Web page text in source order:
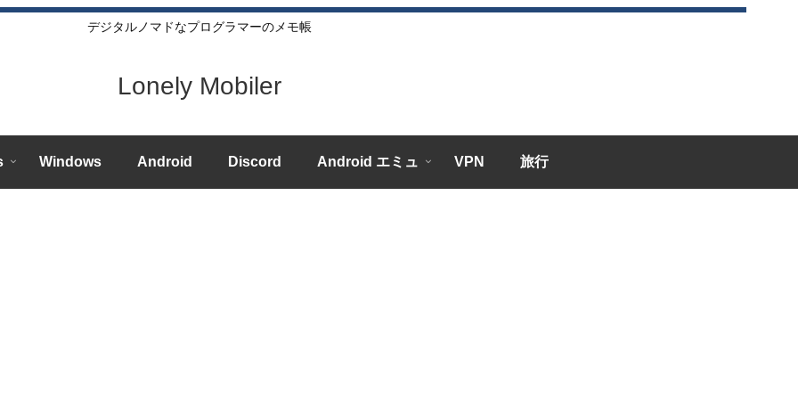
デジタルノマドなプログラマーのメモ帳
Lonely Mobiler
Windows Android Discord Android エミュ VPN 旅行